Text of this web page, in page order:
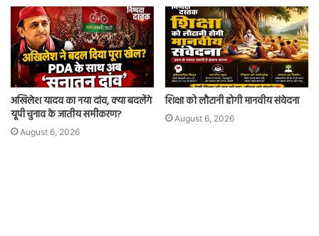
अखिलेश यादव का नया दांव, क्या बदलेंगे
यूपी चुनाव के जातीय समीकरण?
August 6, 2026
शिक्षा को लौटानी होगी मानवीय संवेदना
August 6, 2026